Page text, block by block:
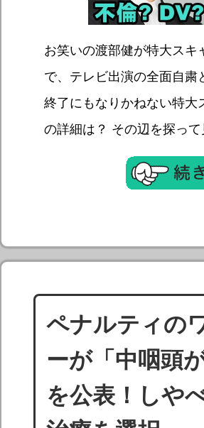
お笑いの渡部健が特大スキ
で、テレビ出演の全面自粛
終了にもなりかねない特大
の詳細は？ その辺を探っ
ペナルティの
ーが「中咽頭が
を公表！しや